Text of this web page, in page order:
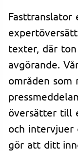
Fasttranslator
texter, där
avgörande.
områden som
översätter till
och intervjuer
gör att ditt